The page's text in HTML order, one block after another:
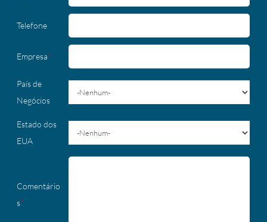
Telefone
Empresa*
País de
Negócios
Estado dos
EUA
Comentário
s*